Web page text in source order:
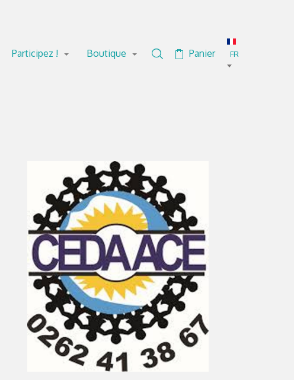
Participez ! Boutique Rechercher dans la collection
Panier